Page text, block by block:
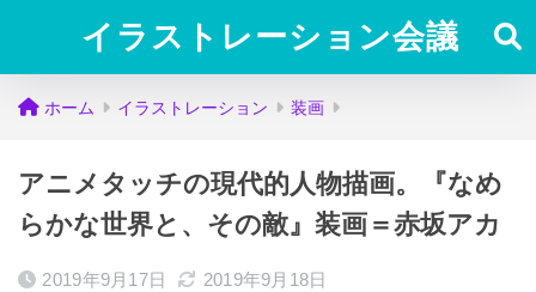
イラストレーション会議
ホーム イラストレーション 装画
アニメタッチの現代的人物描画。『なめ
らかな世界と、その敵』装画＝赤坂アカ
2019年9月17日 2019年9月18日